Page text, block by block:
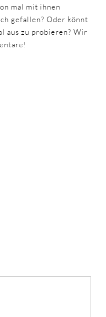
mal mit ihnen
gefallen? Oder könnt
aus zu probieren? Wir